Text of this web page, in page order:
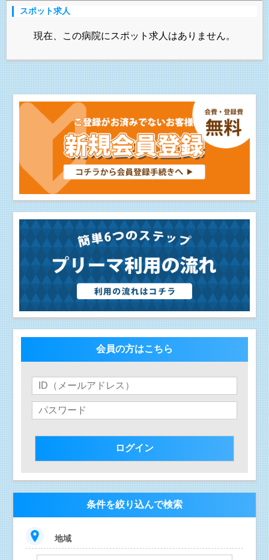
スポット求人
現在、この病院にスポット求人はありません。
会員の方はこちら
条件を絞り込んで検索
地域